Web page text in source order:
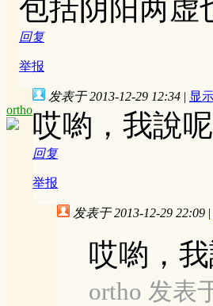
包括阴阳两虚
回复
举报
ortho
发表于 2013-12-29 12:34 | 显
哎喲，我說
回复
举报
发表于 2013-12-29 22:09 |
哎喲，
ortho 发表